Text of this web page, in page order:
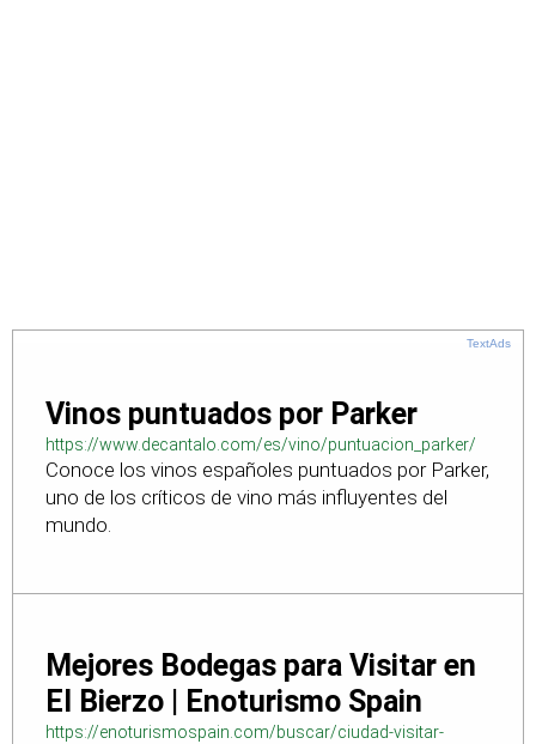
TextAds
Vinos puntuados por Parker
https://www.decantalo.com/es/vino/puntuacion_parker/
Conoce los vinos españoles puntuados por Parker,
uno de los críticos de vino más influyentes del
mundo.
Mejores Bodegas para Visitar en
El Bierzo | Enoturismo Spain
https://enoturismospain.com/buscar/ciudad-visitar-